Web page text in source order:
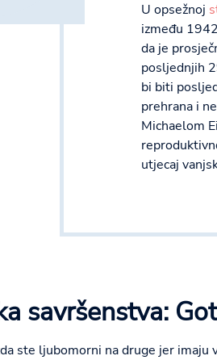
U opsežnoj
između
da je
posljednjih
bi biti
prehrana i
Michaelom
utjecaj
savršenstva:
ste ljubomorni na druge jer